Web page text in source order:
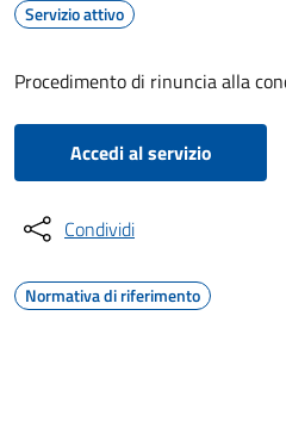
Servizio attivo
Procedimento di rinuncia alla
Accedi al servizio
Condividi
Normativa di riferimento